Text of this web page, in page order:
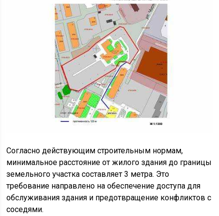
Согласно действующим строительным нормам,
минимальное расстояние от жилого здания до границы
земельного участка составляет 3 метра. Это
требование направлено на обеспечение доступа для
обслуживания здания и предотвращение конфликтов с
соседями.